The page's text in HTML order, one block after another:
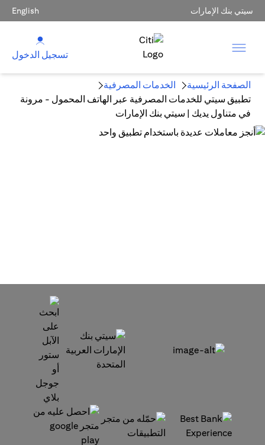
سيتي بنك الإمارات English
تسجيل الدخول
الصفحة الرئيسية
الخدمات المصرفية
تطبيق سيتي للخدمات المصرفية عبر الهاتف المحمول - مرونة
في متناول يديك | سيتي بنك الإمارات